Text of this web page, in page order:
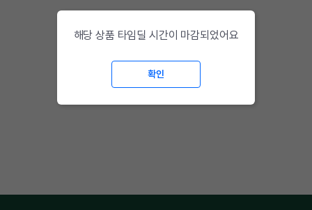
해당 상품 타임딜 시간이 마감되었어요
확인